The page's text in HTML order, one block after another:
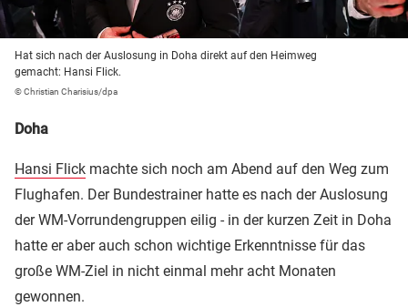
Hat sich nach der Auslosung in Doha direkt auf den Heimweg
gemacht: Hansi Flick.
© Christian Charisius/dpa
Doha
Hansi Flick machte sich noch am Abend auf den Weg zum
Flughafen. Der Bundestrainer hatte es nach der Auslosung
der WM-Vorrundengruppen eilig - in der kurzen Zeit in Doha
hatte er aber auch schon wichtige Erkenntnisse für das
große WM-Ziel in nicht einmal mehr acht Monaten
gewonnen.